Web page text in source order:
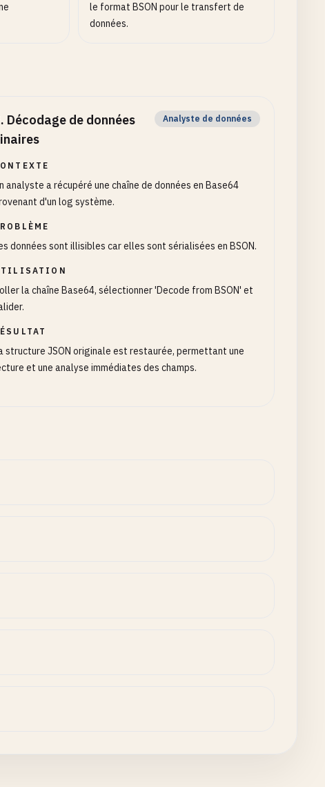
le format BSON pour le transfert de
données.
. Décodage de données
Analyste de données
analyste a récupéré une chaîne de données en Base64
d'un log système.
données sont illisibles car elles sont sérialisées en BSON.
la chaîne Base64, sélectionner 'Decode from BSON' et
structure JSON originale est restaurée, permettant une
et une analyse immédiates des champs.